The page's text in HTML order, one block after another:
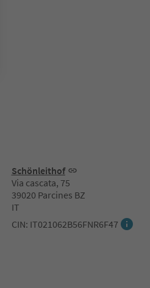
Schönleithof
Via cascata, 75
39020 Parcines BZ
IT
CIN: IT021062B56FNR6F47